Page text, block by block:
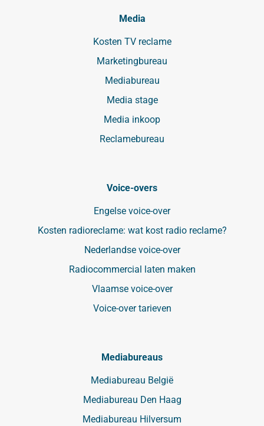
Media
Kosten TV reclame
Marketingbureau
Mediabureau
Media stage
Media inkoop
Reclamebureau
Voice-overs
Engelse voice-over
Kosten radioreclame: wat kost radio reclame?
Nederlandse voice-over
Radiocommercial laten maken
Vlaamse voice-over
Voice-over tarieven
Mediabureaus
Mediabureau België
Mediabureau Den Haag
Mediabureau Hilversum